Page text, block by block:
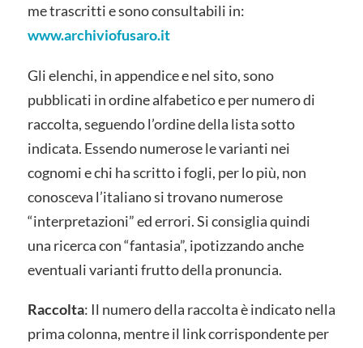
me trascritti e sono consultabili in:
www.archiviofusaro.it
Gli elenchi, in appendice e nel sito, sono
pubblicati in ordine alfabetico e per numero di
raccolta, seguendo l’ordine della lista sotto
indicata. Essendo numerose le varianti nei
cognomi e chi ha scritto i fogli, per lo più, non
conosceva l’italiano si trovano numerose
“interpretazioni” ed errori. Si consiglia quindi
una ricerca con “fantasia”, ipotizzando anche
eventuali varianti frutto della pronuncia.
Raccolta: Il numero della raccolta è indicato nella
prima colonna, mentre il link corrispondente per